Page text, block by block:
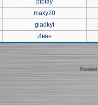
piplay
maxy20
gladkyi
Иван